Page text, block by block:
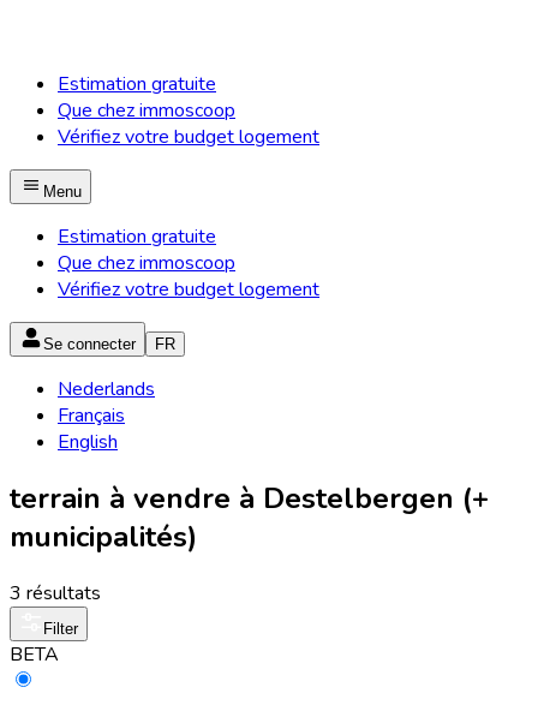
Estimation gratuite
Que chez immoscoop
Vérifiez votre budget logement
Menu
Estimation gratuite
Que chez immoscoop
Vérifiez votre budget logement
Se connecter FR
Nederlands
Français
English
terrain à vendre à Destelbergen (+
municipalités)
3 résultats
Filter
BETA